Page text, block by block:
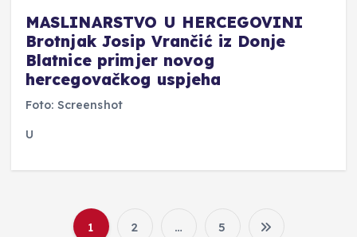
MASLINARSTVO U HERCEGOVINI
Brotnjak Josip Vrančić iz Donje
Blatnice primjer novog
hercegovačkog uspjeha
Foto: Screenshot
U
1 2 … 5